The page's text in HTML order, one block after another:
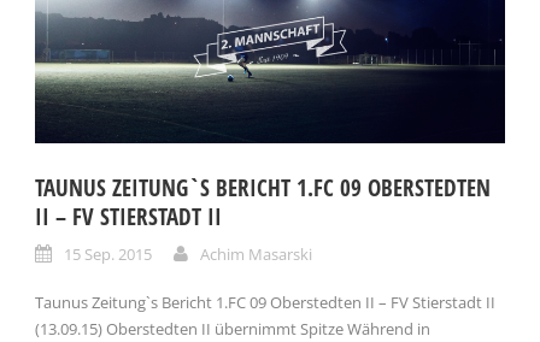
TAUNUS ZEITUNG`S BERICHT 1.FC 09 OBERSTEDTEN
II – FV STIERSTADT II
15 Sep. 2015 Achim Masarski
Taunus Zeitung`s Bericht 1.FC 09 Oberstedten II – FV Stierstadt II
(13.09.15) Oberstedten II übernimmt Spitze Während in